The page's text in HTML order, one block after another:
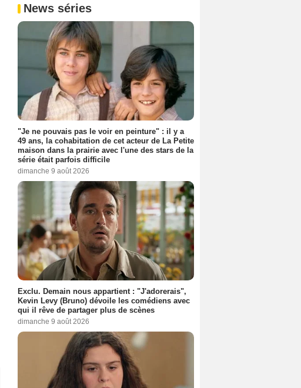
News séries
"Je ne pouvais pas le voir en peinture" : il y a
49 ans, la cohabitation de cet acteur de La Petite
maison dans la prairie avec l'une des stars de la
série était parfois difficile
dimanche 9 août 2026
Exclu. Demain nous appartient : "J'adorerais",
Kevin Levy (Bruno) dévoile les comédiens avec
qui il rêve de partager plus de scènes
dimanche 9 août 2026